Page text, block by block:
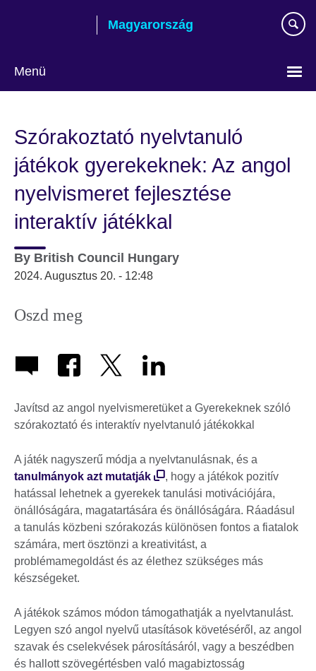
Magyarország
Menü
Szórakoztató nyelvtanuló
játékok gyerekeknek: Az angol
nyelvismeret fejlesztése
interaktív játékkal
By British Council Hungary
2024. Augusztus 20. - 12:48
Oszd meg
Javítsd az angol nyelvismeretüket a Gyerekeknek szóló
szórakoztató és interaktív nyelvtanuló játékokkal
A játék nagyszerű módja a nyelvtanulásnak, és a
tanulmányok azt mutatják
, hogy a játékok pozitív
hatással lehetnek a gyerekek tanulási motivációjára,
önállóságára, magatartására és önállóságára. Ráadásul
a tanulás közbeni szórakozás különösen fontos a fiatalok
számára, mert ösztönzi a kreativitást, a
problémamegoldást és az élethez szükséges más
készségeket.
A játékok számos módon támogathatják a nyelvtanulást.
Legyen szó angol nyelvű utasítások követéséről, az angol
szavak és cselekvések párosításáról, vagy a beszédben
és hallott szövegértésben való magabiztosság